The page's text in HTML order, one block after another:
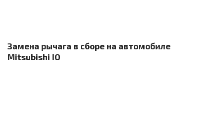
Замена рычага в сборе на автомобиле
Mitsubishi IO